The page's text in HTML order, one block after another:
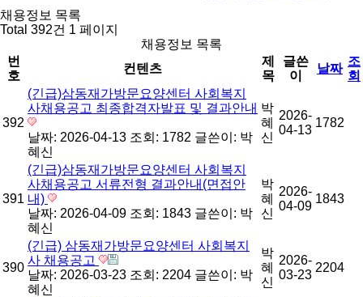
채용정보 목록
Total 392건 1 페이지
채용정보 목록
번
호
컨텐츠
제
목
글쓴
이
날짜
조
회
392
(긴급)삼동재가방문요양센터 사회복지
사채용공고 최종합격자발표 및 결과안내
날짜: 2026-04-13 조회: 1782 글쓴이: 박
혜신
박
혜
신
2026-
04-13
1782
391
(긴급)삼동재가방문요양센터 사회복지
사채용공고 서류전형 결과안내(면접안
내)
날짜: 2026-04-09 조회: 1843 글쓴이: 박
혜신
박
혜
신
2026-
04-09
1843
390
(긴급) 삼동재가방문요양센터 사회복지
사 채용공고
날짜: 2026-03-23 조회: 2204 글쓴이: 박
혜신
박
혜
신
2026-
03-23
2204